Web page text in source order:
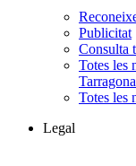
Publicitat
Consulta
Totes les
Totes les
Legal